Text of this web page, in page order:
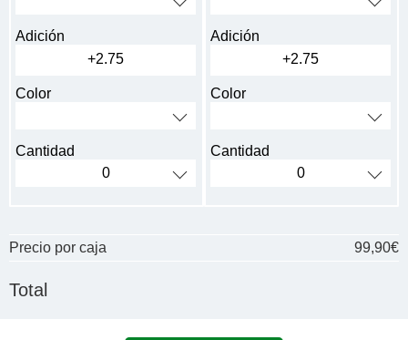
Adición
+2.75
Color
Cantidad
Adición
+2.75
Color
Cantidad
Precio por caja 99,90€
Total